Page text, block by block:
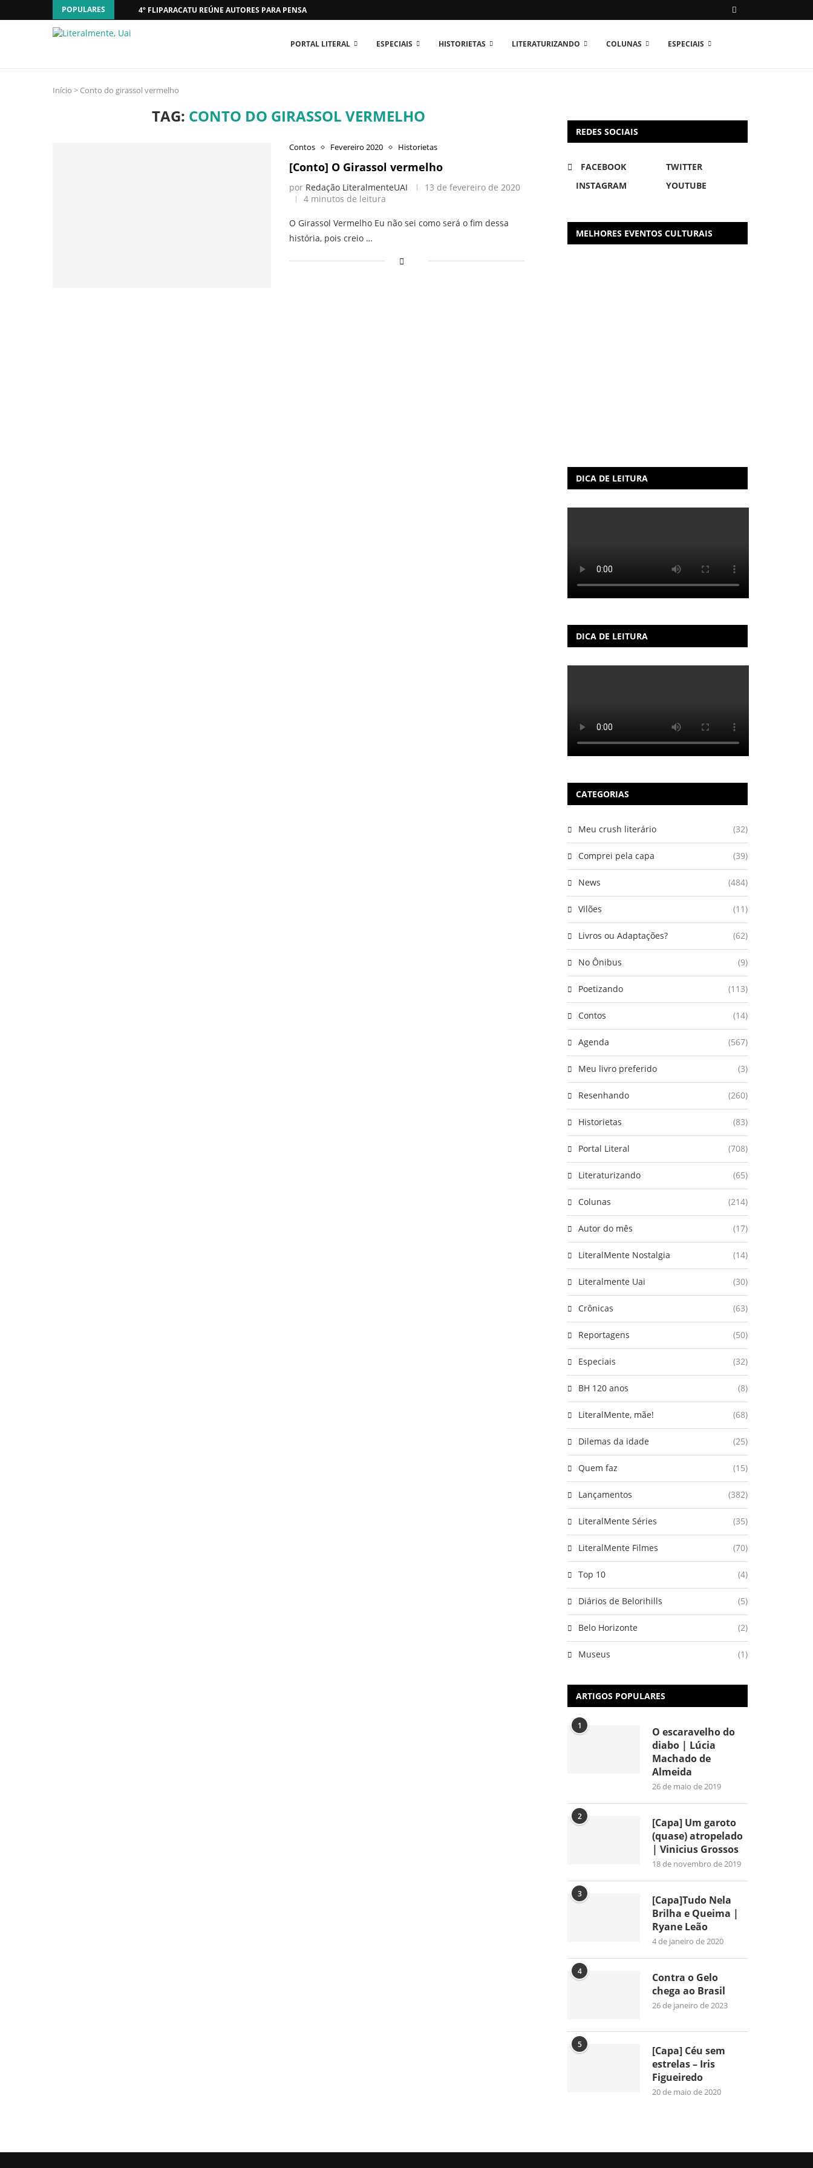
POPULARES 4º FLIPARACATU REÚNE AUTORES PARA PENSAR O MUNDO...
PORTAL LITERAL ESPECIAIS HISTORIETAS LITERATURIZANDO COLUNAS ESPECIAIS
Início > Conto do girassol vermelho
TAG: CONTO DO GIRASSOL VERMELHO
Contos Fevereiro 2020 Historietas
[Conto] O Girassol vermelho
por Redação LiteralmenteUAI
13 de fevereiro de 2020
4 minutos de leitura
O Girassol Vermelho Eu não sei como será o fim dessa
história, pois creio …
REDES SOCIAIS
FACEBOOK
TWITTER
INSTAGRAM
YOUTUBE
MELHORES EVENTOS CULTURAIS
DICA DE LEITURA
DICA DE LEITURA
CATEGORIAS
Meu crush literário (32)
Comprei pela capa (39)
News (484)
Vilões (11)
Livros ou Adaptações? (62)
No Ônibus (9)
Poetizando (113)
Contos (14)
Agenda (567)
Meu livro preferido (3)
Resenhando (260)
Historietas (83)
Portal Literal (708)
Literaturizando (65)
Colunas (214)
Autor do mês (17)
LiteralMente Nostalgia (14)
Literalmente Uai (30)
Crônicas (63)
Reportagens (50)
Especiais (32)
BH 120 anos (8)
LiteralMente, mãe! (68)
Dilemas da idade (25)
Quem faz (15)
Lançamentos (382)
LiteralMente Séries (35)
LiteralMente Filmes (70)
Top 10 (4)
Diários de Belorihills (5)
Belo Horizonte (2)
Museus (1)
ARTIGOS POPULARES
1
O escaravelho do
diabo | Lúcia
Machado de
Almeida
26 de maio de 2019
2
[Capa] Um garoto
(quase) atropelado
| Vinicius Grossos
18 de novembro de 2019
3
[Capa]Tudo Nela
Brilha e Queima |
Ryane Leão
4 de janeiro de 2020
4
Contra o Gelo
chega ao Brasil
26 de janeiro de 2023
5
[Capa] Céu sem
estrelas – Iris
Figueiredo
20 de maio de 2020